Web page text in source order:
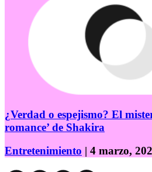
¿Verdad o espejismo? El
romance’ de Shakira
Entretenimiento | 4 marzo,